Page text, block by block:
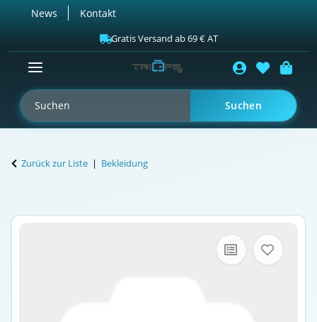
News Kontakt
Gratis Versand ab 69 € AT
Suchen
Zurück zur Liste Bekleidung